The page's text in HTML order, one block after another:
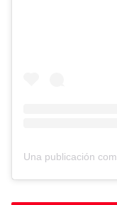
Una publicación